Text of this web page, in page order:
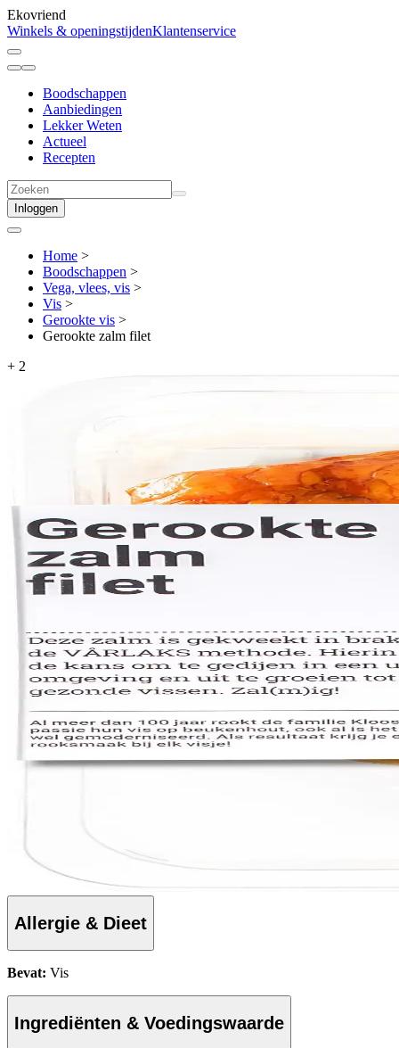
Ekovriend
Winkels & openingstijdenKlantenservice
Boodschappen
Aanbiedingen
Lekker Weten
Actueel
Recepten
Inloggen
Home >
Boodschappen >
Vega, vlees, vis >
Vis >
Gerookte vis >
Gerookte zalm filet
+ 2
Allergie & Dieet
Bevat: Vis
Ingrediënten & Voedingswaarde